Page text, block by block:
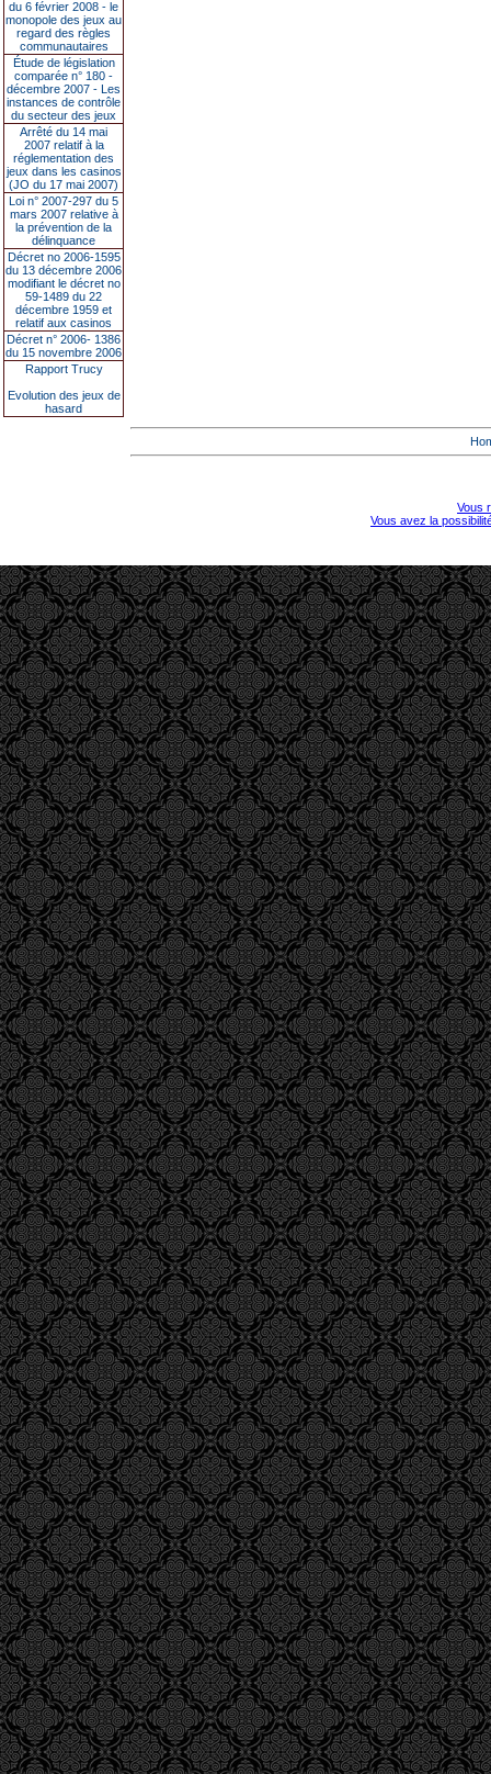
du 6 février 2008 - le
monopole des jeux au
regard des règles
communautaires
Étude de législation
comparée n° 180 -
décembre 2007 - Les
instances de contrôle
du secteur des jeux
Arrêté du 14 mai
2007 relatif à la
réglementation des
jeux dans les casinos
(JO du 17 mai 2007)
Loi n° 2007-297 du 5
mars 2007 relative à
la prévention de la
délinquance
Décret no 2006-1595
du 13 décembre 2006
modifiant le décret no
59-1489 du 22
décembre 1959 et
relatif aux casinos
Décret n° 2006- 1386
du 15 novembre 2006
Rapport Trucy
Evolution des jeux de
hasard
Vous
Vous avez la